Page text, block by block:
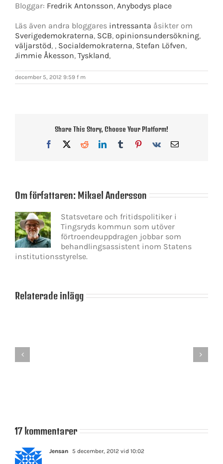
Bloggar: Fredrik Antonsson, Anybodys place
Läs även andra bloggares intressanta åsikter om
Sverigedemokraterna, SCB, opinionsundersökning,
väljarstöd, , Socialdemokraterna, Stefan Löfven,
Jimmie Åkesson, Tyskland,
december 5, 2012 9:59 f m
Share This Story, Choose Your Platform!
Facebook
X RedditLinkedInTumblrPinterest
Vk
E-
Om författaren: Mikael Andersson
Statsvetare och fritidspolitiker i
Tingsryds kommun som utöver
förtroendeuppdragen jobbar som
behandlingsassistent inom Statens
institutionsstyrelse.
Relaterade inlägg
mörkar
vad
17 kommentarer
Jensan 5 december, 2012 vid 10:02